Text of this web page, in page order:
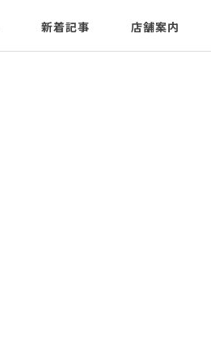
新着記事 店舗案内